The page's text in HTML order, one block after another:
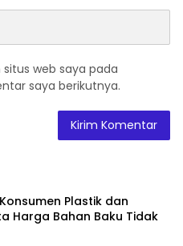
web saya pada
saya berikutnya.
Plastik dan
Harga Bahan Baku Tidak